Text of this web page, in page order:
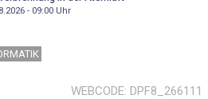
- 09:00Uhr
WEBCODE DPF8_266111